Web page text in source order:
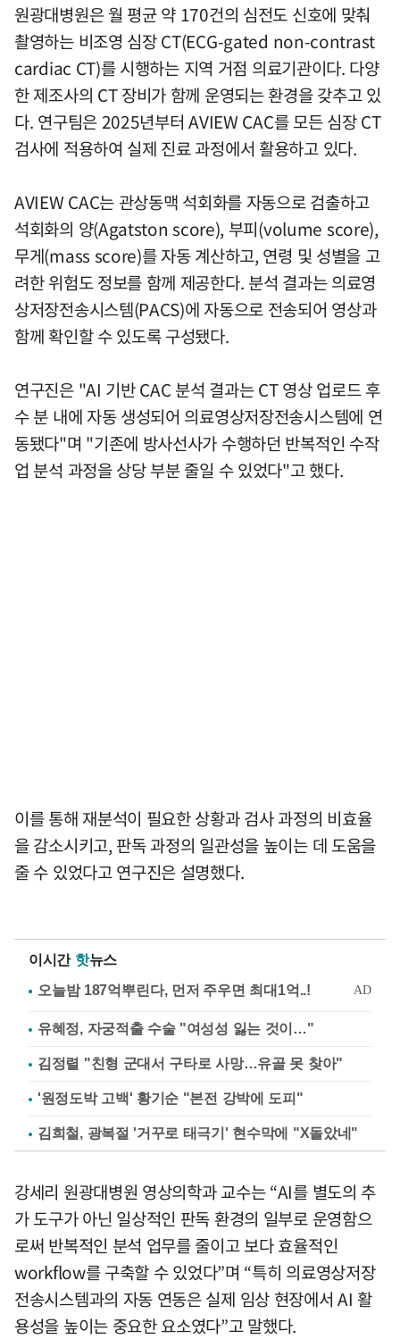
원광대병원은 월 평균 약 170건의 심전도 신호에 맞춰
촬영하는 비조영 심장 CT(ECG-gated non-contrast
cardiac CT)를 시행하는 지역 거점 의료기관이다. 다양
한 제조사의 CT 장비가 함께 운영되는 환경을 갖추고 있
다. 연구팀은 2025년부터 AVIEW CAC를 모든 심장 CT
검사에 적용하여 실제 진료 과정에서 활용하고 있다.
AVIEW CAC는 관상동맥 석회화를 자동으로 검출하고
석회화의 양(Agatston score), 부피(volume score),
무게(mass score)를 자동 계산하고, 연령 및 성별을 고
려한 위험도 정보를 함께 제공한다. 분석 결과는 의료영
상저장전송시스템(PACS)에 자동으로 전송되어 영상과
함께 확인할 수 있도록 구성됐다.
연구진은 "AI 기반 CAC 분석 결과는 CT 영상 업로드 후
수 분 내에 자동 생성되어 의료영상저장전송시스템에 연
동됐다"며 "기존에 방사선사가 수행하던 반복적인 수작
업 분석 과정을 상당 부분 줄일 수 있었다"고 했다.
이를 통해 재분석이 필요한 상황과 검사 과정의 비효율
을 감소시키고, 판독 과정의 일관성을 높이는 데 도움을
줄 수 있었다고 연구진은 설명했다.
이시간 핫뉴스
유혜정, 자궁적출 수술 "여성성 잃는 것이…"
김정렬 "친형 군대서 구타로 사망…유골 못 찾아"
'원정도박 고백' 황기순 "본전 강박에 도피"
김희철, 광복절 '거꾸로 태극기' 현수막에 "X돌았네"
강세리 원광대병원 영상의학과 교수는 “AI를 별도의 추
가 도구가 아닌 일상적인 판독 환경의 일부로 운영함으
로써 반복적인 분석 업무를 줄이고 보다 효율적인
workflow를 구축할 수 있었다”며 “특히 의료영상저장
전송시스템과의 자동 연동은 실제 임상 현장에서 AI 활
용성을 높이는 중요한 요소였다”고 말했다.